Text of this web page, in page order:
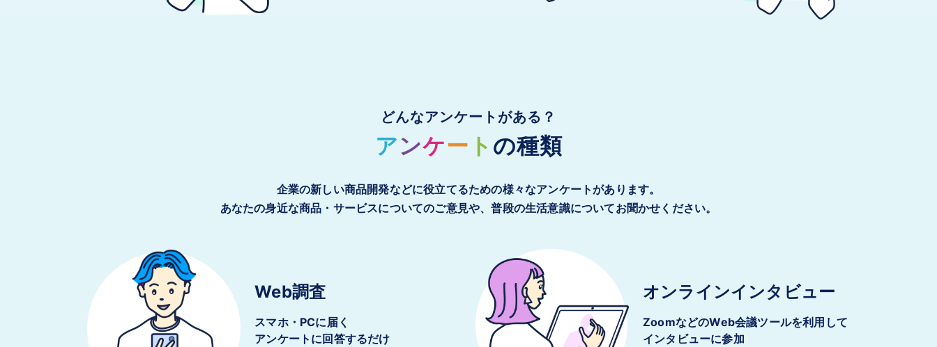
どんなアンケートがある？
アンケー ト の種類
企業の新しい商品開発などに役立てるための様々なアンケートがあります。
あなたの身近な商品・サービスについてのご意見や、普段の生活意識についてお聞かせください。
Web調査
スマホ・PCに届く
アンケートに回答するだけ
オンラインインタビュー
ZoomなどのWeb会議ツールを利用して
インタビューに参加